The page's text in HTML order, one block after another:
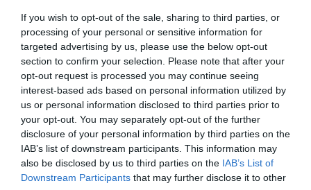
If you wish to opt-out of the sale, sharing to third parties, or
processing of your personal or sensitive information for
targeted advertising by us, please use the below opt-out
section to confirm your selection. Please note that after your
opt-out request is processed you may continue seeing
interest-based ads based on personal information utilized by
us or personal information disclosed to third parties prior to
your opt-out. You may separately opt-out of the further
disclosure of your personal information by third parties on the
IAB’s list of downstream participants. This information may
also be disclosed by us to third parties on the IAB’s List of
Downstream Participants that may further disclose it to other
Tags
ΑΦΗΓΗΣΗ ΠΑΡΑΜΥΘΙΩΝ
ΔΡΑΣΤΗΡΙΟΤΗΤΕΣ ΓΙΑ ΠΑΙΔΙΑ
ΔΩΡΕΑΝ ΕΚΔΗΛΩΣΕΙΣ
ΕΛΛΗΝΕΣ ΣΥΓΓΡΑΦΕΙΣ
ΚΡΑΤΙΚΟ ΘΕΑΤΡΟ ΒΟΡΕΙΟΥ ΕΛΛΑΔΟΣ
ΡΑΔΙΟΦΩΝΙΚΟ ΘΕΑΤΡΟ
Newsletter